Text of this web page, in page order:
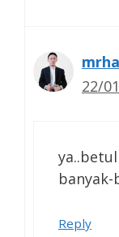
22/
banyak-
Reply